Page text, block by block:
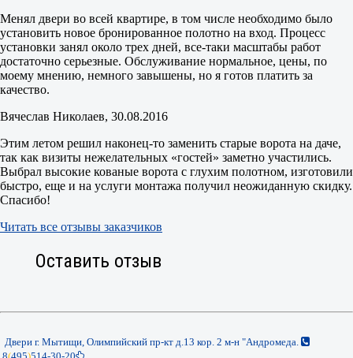
Менял двери во всей квартире, в том числе необходимо было
установить новое бронированное полотно на вход. Процесс
установки занял около трех дней, все-таки масштабы работ
достаточно серьезные. Обслуживание нормальное, цены, по
моему мнению, немного завышены, но я готов платить за
качество.
Вячеслав Николаев, 30.08.2016
Этим летом решил наконец-то заменить старые ворота на даче,
так как визиты нежелательных «гостей» заметно участились.
Выбрал высокие кованые ворота с глухим полотном, изготовили
быстро, еще и на услуги монтажа получил неожиданную скидку.
Спасибо!
Читать все отзывы заказчиков
Оставить отзыв
Двери г. Мытищи, Олимпийский пр-кт д.13 кор. 2 м-н "Андромеда.